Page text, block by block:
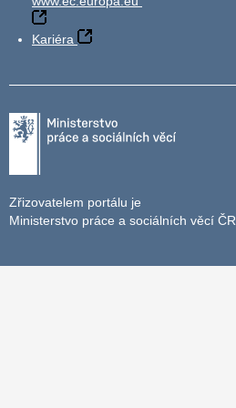
Kariéra
Zřizovatelem portálu je
Ministerstvo práce a sociálních věcí ČR